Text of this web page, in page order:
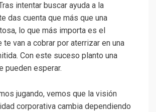
intentar buscar ayuda a la
das cuenta que más que una
lo que más importa es el
te van a cobrar por aterrizar en una
Con este suceso planto una
pueden esperar.
jugando, vemos que la visión
corporativa cambia dependiendo